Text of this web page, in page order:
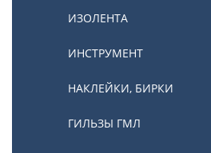
ИЗОЛЕНТА
ИНСТРУМЕНТ
НАКЛЕЙКИ, БИРКИ
ГИЛЬЗЫ ГМЛ